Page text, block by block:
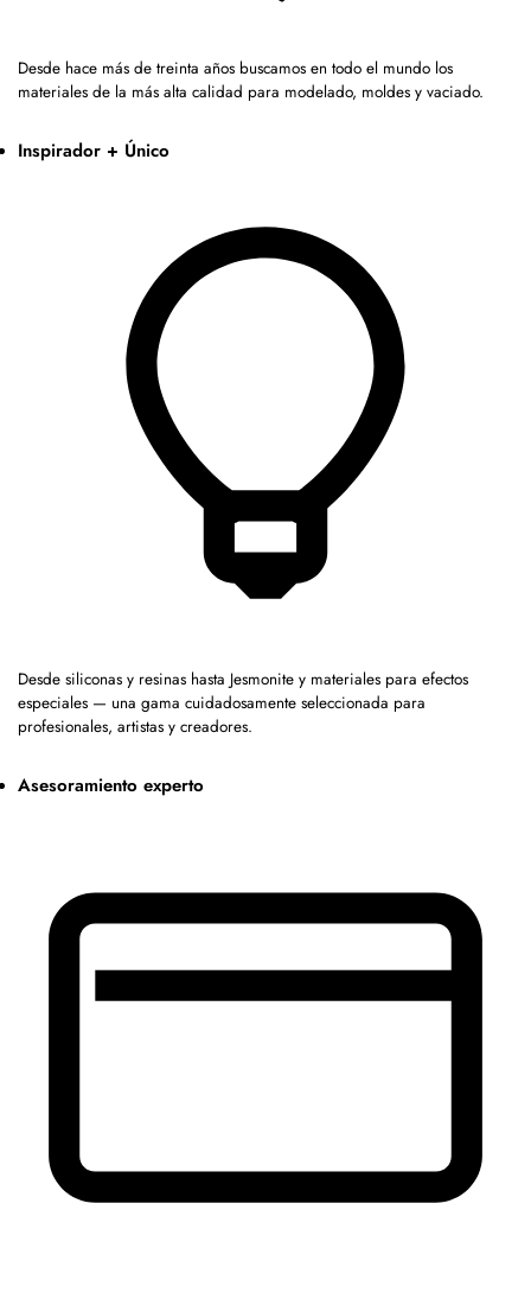
Desde hace más de treinta años buscamos en todo el mundo los
materiales de la más alta calidad para modelado, moldes y vaciado.
Inspirador + Único
Desde siliconas y resinas hasta Jesmonite y materiales para efectos
especiales — una gama cuidadosamente seleccionada para
profesionales, artistas y creadores.
Asesoramiento experto